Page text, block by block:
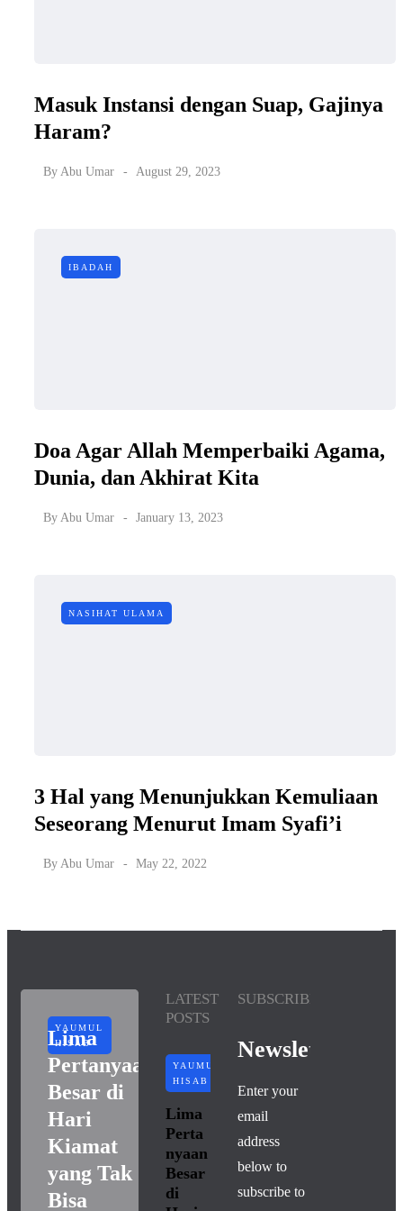
Masuk Instansi dengan Suap, Gajinya
Haram?
By Abu Umar August 29, 2023
IBADAH
Doa Agar Allah Memperbaiki Agama,
Dunia, dan Akhirat Kita
By Abu Umar January 13, 2023
NASIHAT ULAMA
3 Hal yang Menunjukkan Kemuliaan
Seseorang Menurut Imam Syafi’i
By Abu Umar May 22, 2022
YAUMUL
HISAB
Lima
Pertanyaan
Besar di
Hari
Kiamat
yang Tak
Bisa
LATEST
POSTS
YAUMUL
HISAB
Lima
Perta
nyaan
Besar
di
SUBSCRIBE
Newsletter
Enter your
email
address
below to
subscribe to